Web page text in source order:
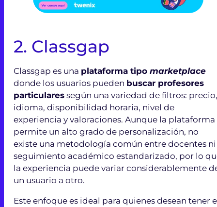
2. Classgap
Classgap es una plataforma tipo marketplace
donde los usuarios pueden buscar profesores
particulares según una variedad de filtros: precio,
idioma, disponibilidad horaria, nivel de
experiencia y valoraciones. Aunque la plataforma
permite un alto grado de personalización, no
existe una metodología común entre docentes ni
seguimiento académico estandarizado, por lo
la experiencia puede variar considerablemente
un usuario a otro.
Este enfoque es ideal para quienes desean tener